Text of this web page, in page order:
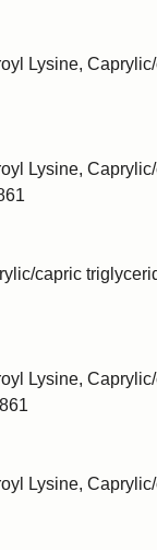
Lysine,
Lysine,
capric
Lysine,
Lysine,